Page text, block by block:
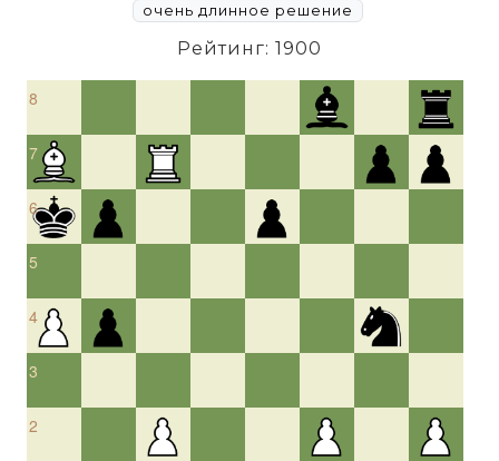
очень длинное решение
Рейтинг: 1900
8
7
6
5
4
3
2